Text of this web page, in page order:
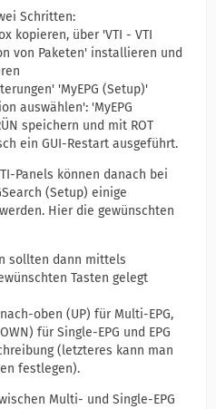
Schritten:
kopieren, über 'VTI - VTI
von Paketen' installieren und
'MyEPG (Setup)'
auswählen': 'MyEPG
speichern und mit ROT
ein GUI-Restart ausgeführt.
Panels können danach bei
(Setup) einige
Hier die gewünschten
sollten dann mittels
Tasten gelegt
oben (UP) für Multi-EPG,
für Single-EPG und EPG
(letzteres kann man
festlegen).
Multi- und Single-EPG